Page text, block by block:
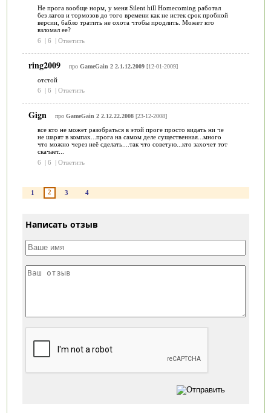
Не прога вообще норм, у меня Silent hill Homecoming работал
без лагов и тормозов до того времени как не истек срок пробной
версии, бабло тратить не охота чтобы продлить. Может кто
взломал ее?
6
| 6 | Ответить
ring2009 про GameGain 2 2.1.12.2009[12-01-2009]
отстой
6
| 6 | Ответить
Gign про GameGain 2 2.12.22.2008[23-12-2008]
все кто не может разобраться в этой проге просто видать ни че
не шарят в компах...прога на самом деле существенная...много
что можно через неё сделать....так что советую...кто захочет тот
скачает...
6
| 6 | Ответить
1 2 3 4
Написать отзыв